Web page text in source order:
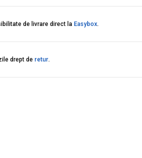
de livrare direct la Easybox.
drept de retur.